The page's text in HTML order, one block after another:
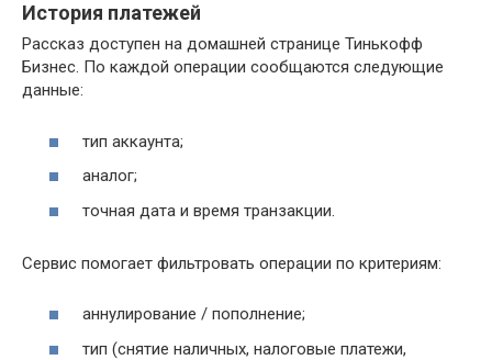
История платежей
Рассказ доступен на домашней странице Тинькофф
Бизнес. По каждой операции сообщаются следующие
данные:
тип аккаунта;
аналог;
точная дата и время транзакции.
Сервис помогает фильтровать операции по критериям:
аннулирование / пополнение;
тип (снятие наличных, налоговые платежи,